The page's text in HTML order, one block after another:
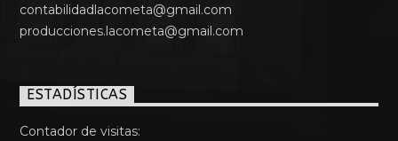
contabilidadlacometa@gmail.com
producciones.lacometa@gmail.com
ESTADÍSTICAS
Contador de visitas: